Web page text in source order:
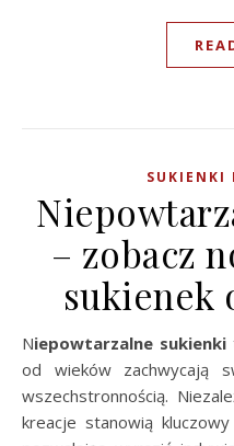
SUKIENKI
– zobacz
sukienek
Niepowtarzalne sukienki
od wieków zachwycają
wszechstronnością.
kreacje stanowią